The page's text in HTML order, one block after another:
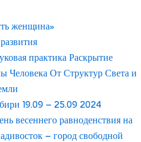
женщина»
практика Раскрытие
Человека От Структур Света и
19.09 – 25.09 2024
равноденствия на
– город свободной